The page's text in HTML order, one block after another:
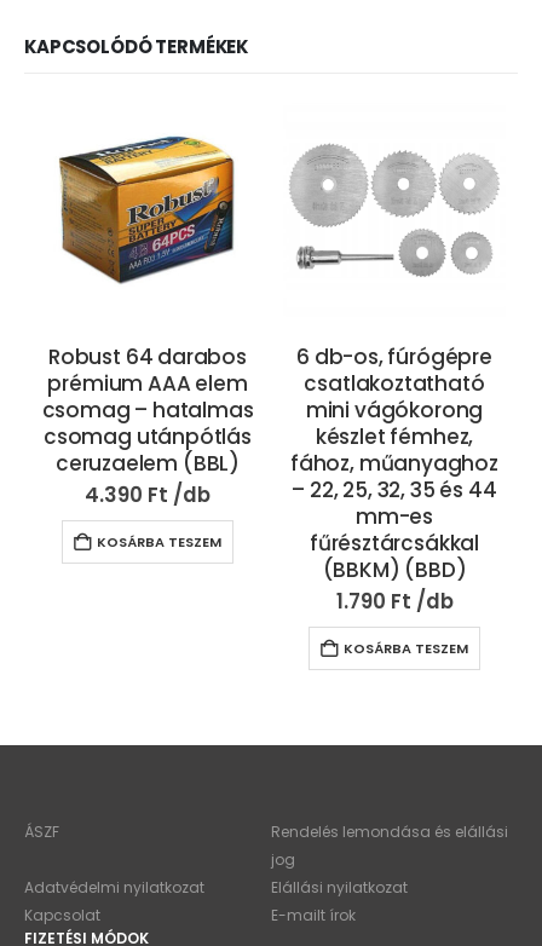
KAPCSOLÓDÓ TERMÉKEK
Robust 64 darabos
prémium AAA elem
csomag – hatalmas
csomag utánpótlás
ceruzaelem (BBL)
4.390 Ft
KOSÁRBA TESZEM
6 db-os, fúrógépre
csatlakoztatható
mini vágókorong
készlet fémhez,
fához, műanyaghoz
– 22, 25, 32, 35 és 44
mm-es
fűrésztárcsákkal
(BBKM) (BBD)
1.790 Ft
KOSÁRBA TESZEM
ÁSZF
Rendelés lemondása és elállási
jog
Adatvédelmi nyilatkozat
Elállási nyilatkozat
Kapcsolat
E-mailt írok
FIZETÉSI MÓDOK